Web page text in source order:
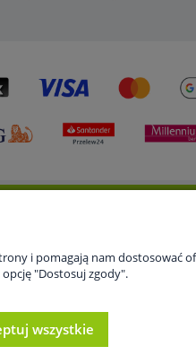
konta
Serwis
i pomagają nam
"Dostosuj zgody".
wszystkie